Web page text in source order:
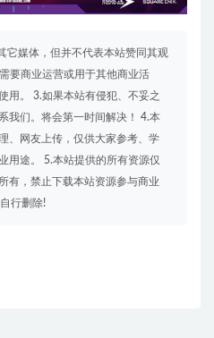
它媒体，但并不代表本站赞同其观
要商业运营或用于其他商业活
用。 3.如果本站有侵犯、不妥之
我们。将会第一时间解决！ 4.本
、网友上传，仅供大家参考、学
用途。 5.本站提供的所有资源仅
有，禁止下载本站资源参与商业
行删除!